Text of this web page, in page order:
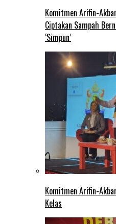
Komitmen Arifin-
Ciptakan Sampah
‘Simpun’
Komitmen Arifin-
Kelas